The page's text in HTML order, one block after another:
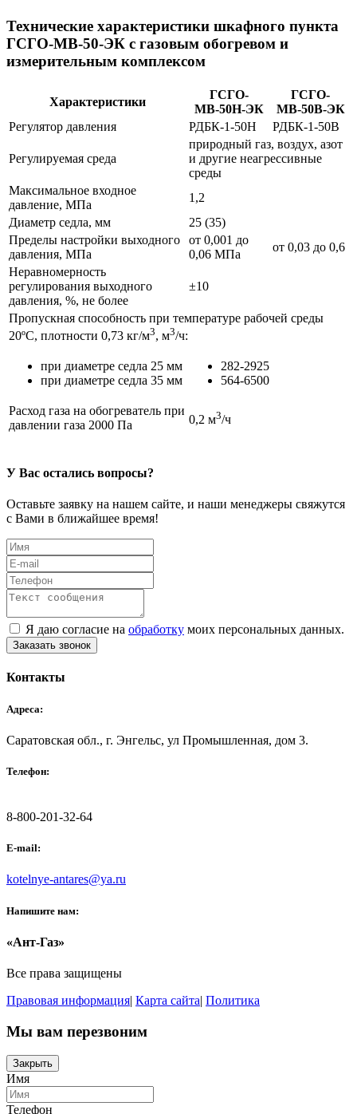
Технические характеристики шкафного пункта
ГСГО-МВ-50-ЭК с газовым обогревом и
измерительным комплексом
Характеристики
ГСГО-
МВ-50Н-ЭК
ГСГО-
МВ-50В-ЭК
Регулятор давления
РДБК-1-50Н РДБК-1-50В
Регулируемая среда
природный газ, воздух, азот
и другие неагрессивные
среды
Максимальное входное
давление, МПа
1,2
Диаметр седла, мм
25 (35)
Пределы настройки выходного
давления, МПа
от 0,001 до
0,06 МПа
от 0,03 до 0,6
Неравномерность
регулирования выходного
давления, %, не более
±10
Пропускная способность при температуре рабочей среды
20ºС, плотности 0,73 кг/м3, м3/ч:
при диаметре седла 25 мм
при диаметре седла 35 мм
282-2925
564-6500
Расход газа на обогреватель при
давлении газа 2000 Па
0,2 м3/ч
У Вас остались вопросы?
Оставьте заявку на нашем сайте, и наши менеджеры свяжутся
с Вами в ближайшее время!
Я даю согласие на обработку моих персональных данных.
Заказать звонок
Контакты
Адреса:
Саратовская обл., г. Энгельс, ул Промышленная, дом 3.
Телефон:
8-800-201-32-64
E-mail:
kotelnye-antares@ya.ru
Напишите нам:
«Ант-Газ»
Все права защищены
Правовая информация| Карта сайта| Политика
Мы вам перезвоним
Закрыть
Имя
Телефон